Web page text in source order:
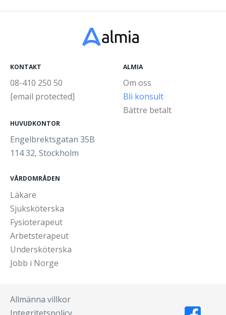
Sjuksköterska
Läkare
KONTAKT
08-410 250 50
[email protected]
HUVUDKONTOR
Engelbrektsgatan 35B
114 32, Stockholm
ALMIA
Om oss
Bli konsult
Bättre betalt
VÅRDOMRÅDEN
Läkare
Sjuksköterska
Fysioterapeut
Arbetsterapeut
Undersköterska
Jobb i Norge
Allmänna villkor
Integritetspolicy